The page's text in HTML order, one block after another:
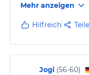
Mehr anzeigen
Hilfreich
Jogi (56-60)